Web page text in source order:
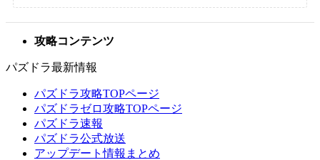
攻略コンテンツ
パズドラ最新情報
パズドラ攻略TOPページ
パズドラゼロ攻略TOPページ
パズドラ速報
パズドラ公式放送
アップデート情報まとめ